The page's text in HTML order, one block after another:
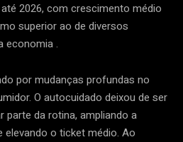
2026, com crescimento médio
superior ao de diversos
economia .
por mudanças profundas no
O autocuidado deixou de ser
parte da rotina, ampliando a
o ticket médio. Ao